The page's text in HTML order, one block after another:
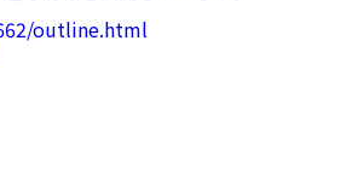
outline.html